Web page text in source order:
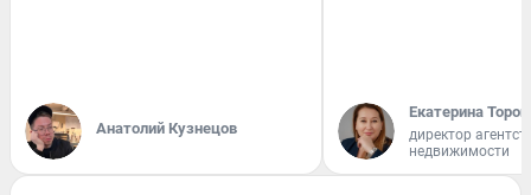
Анатолий Кузнецов
Екатерина
директор
недвижимости